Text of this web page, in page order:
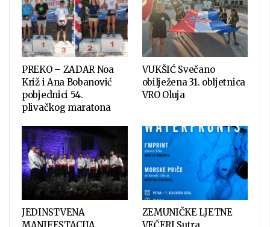
PREKO – ZADAR Noa
Križ i Ana Bobanović
pobjednici 54.
plivačkog maratona
VUKŠIĆ Svečano
obilježena 31. obljetnica
VRO Oluja
JEDINSTVENA
MANIFESTACIJA
ZEMUNIČKE LJETNE
VEČERI Sutra